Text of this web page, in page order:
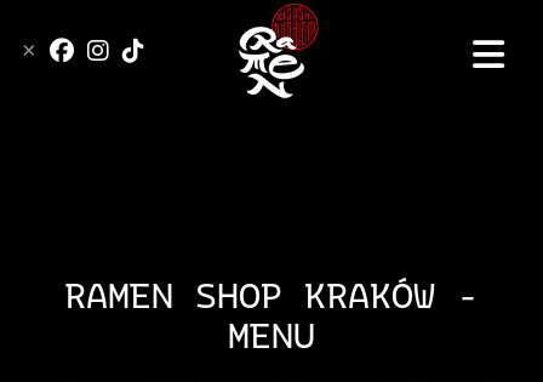
×
Order online using mobile
application
DOWNLOAD
RAMEN SHOP KRAKÓW -
MENU